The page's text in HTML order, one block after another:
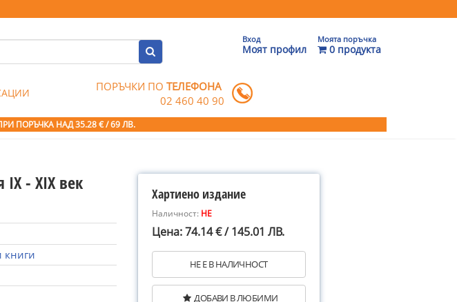
Вход
Моят профил
Моята поръчка
0 продукта
ПОРЪЧКИ ПОТЕЛЕФОНА
02 460 40 90
ПОРЪЧКА НАД 35.28 € / 69 ЛВ.
- XIX век
книги
Хартиено издание
Наличност: НЕ
Цена: 74.14 € / 145.01 ЛВ.
НЕ Е В НАЛИЧНОСТ
ДОБАВИ В ЛЮБИМИ